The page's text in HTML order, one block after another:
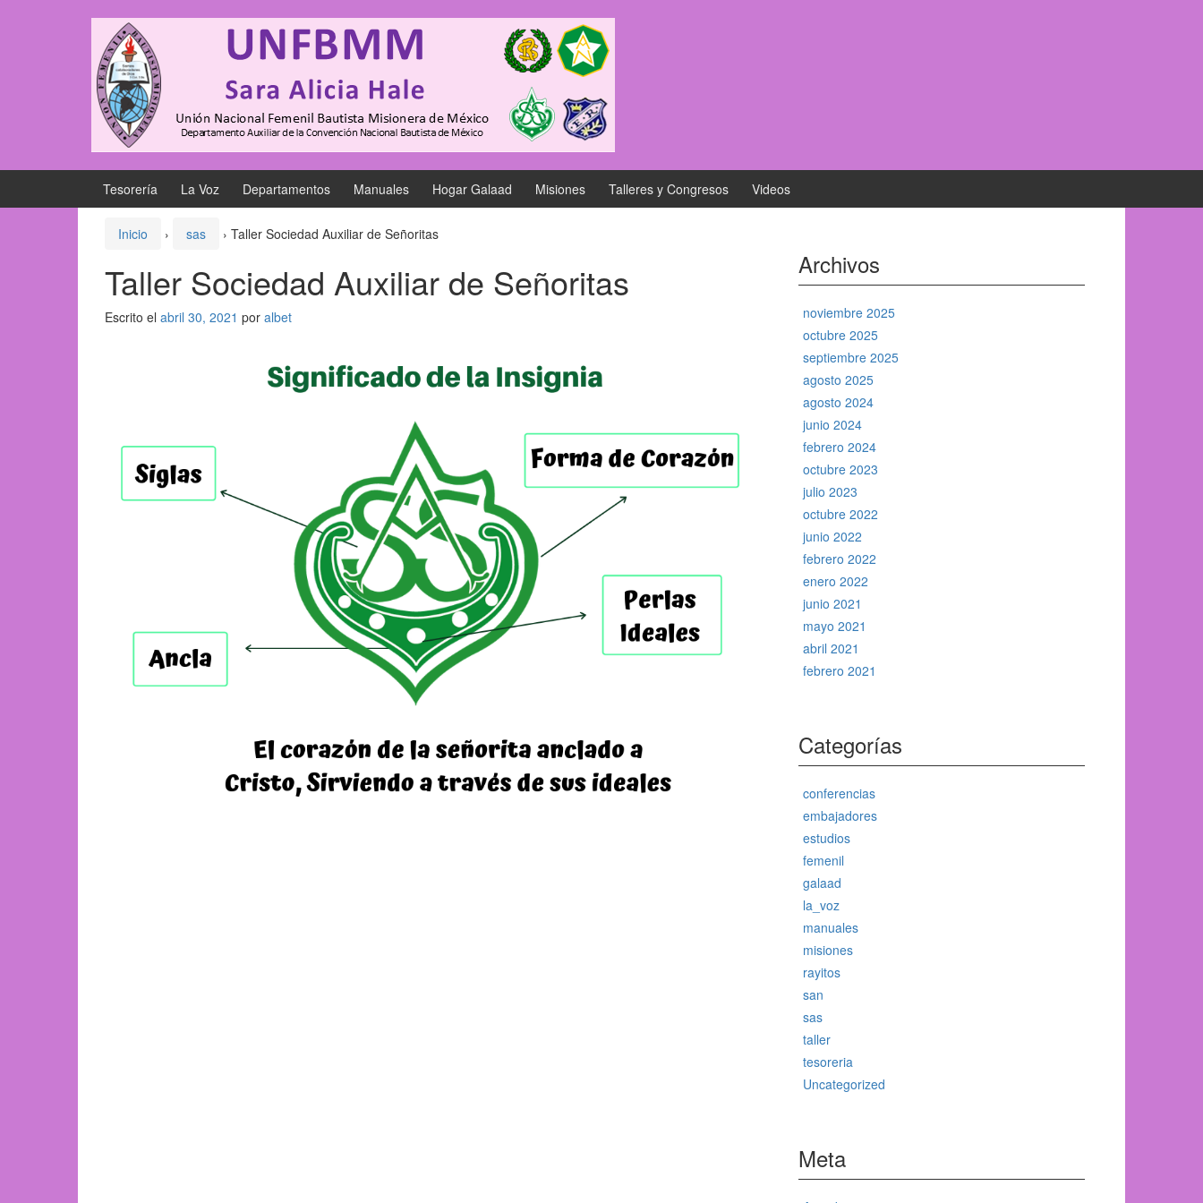
Tesorería La Voz Departamentos Manuales Hogar Galaad Misiones Talleres y Congresos Videos
Inicio › sas › Taller Sociedad Auxiliar de Señoritas
Taller Sociedad Auxiliar de Señoritas
Escrito el abril 30, 2021 por albet
Archivos
noviembre 2025
octubre 2025
septiembre 2025
agosto 2025
agosto 2024
junio 2024
febrero 2024
octubre 2023
julio 2023
octubre 2022
junio 2022
febrero 2022
enero 2022
junio 2021
mayo 2021
abril 2021
febrero 2021
Categorías
conferencias
embajadores
estudios
femenil
galaad
la_voz
manuales
misiones
rayitos
san
sas
taller
tesoreria
Uncategorized
Meta